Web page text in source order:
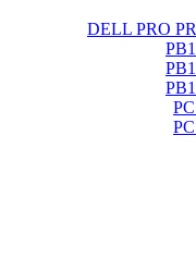
DELL PRO